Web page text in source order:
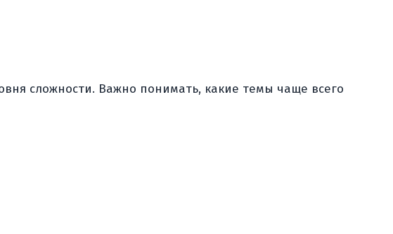
сложности. Важно понимать, какие темы чаще всего